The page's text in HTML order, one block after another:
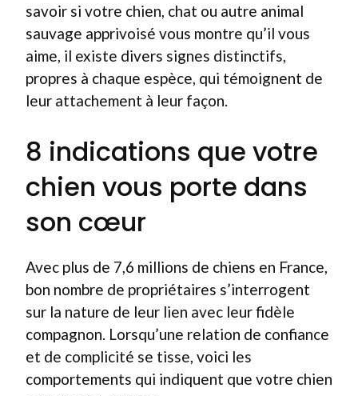
savoir si votre chien, chat ou autre animal
sauvage apprivoisé vous montre qu’il vous
aime, il existe divers signes distinctifs,
propres à chaque espèce, qui témoignent de
leur attachement à leur façon.
8 indications que votre
chien vous porte dans
son cœur
Avec plus de 7,6 millions de chiens en France,
bon nombre de propriétaires s’interrogent
sur la nature de leur lien avec leur fidèle
compagnon. Lorsqu’une relation de confiance
et de complicité se tisse, voici les
comportements qui indiquent que votre chien